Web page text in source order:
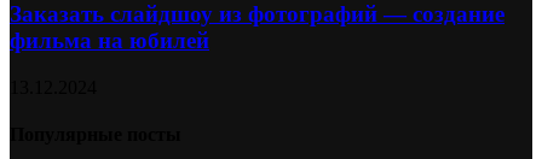
Заказать слайдшоу из фотографий — создание
фильма на юбилей